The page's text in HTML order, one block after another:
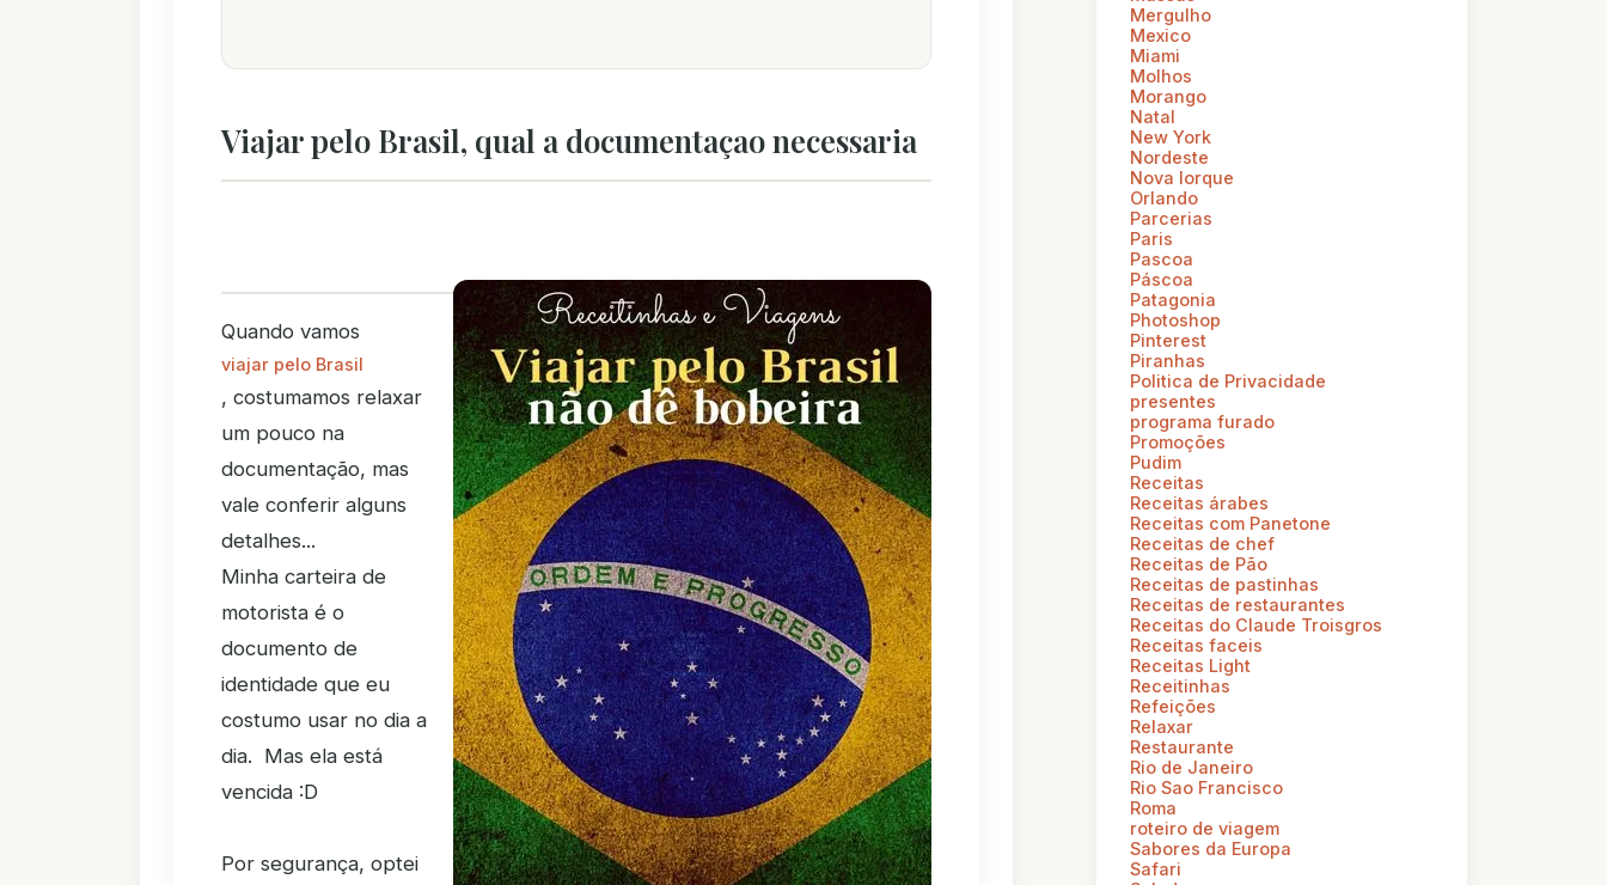
Viajar pelo Brasil, qual a documentaçao necessaria
Quando vamos
viajar pelo Brasil
, costumamos relaxar
um pouco na
documentação, mas
vale conferir alguns
detalhes...
Minha carteira de
motorista é o
documento de
identidade que eu
costumo usar no dia a
dia. Mas ela está
vencida :D
Por segurança, optei
Mergulho
Mexico
Miami
Molhos
Morango
Natal
New York
Nordeste
Nova Iorque
Orlando
Parcerias
Paris
Pascoa
Páscoa
Patagonia
Photoshop
Pinterest
Piranhas
Politica de Privacidade
presentes
programa furado
Promoções
Pudim
Receitas
Receitas árabes
Receitas com Panetone
Receitas de chef
Receitas de Pão
Receitas de pastinhas
Receitas de restaurantes
Receitas do Claude Troisgros
Receitas faceis
Receitas Light
Receitinhas
Refeições
Relaxar
Restaurante
Rio de Janeiro
Rio Sao Francisco
Roma
roteiro de viagem
Sabores da Europa
Safari